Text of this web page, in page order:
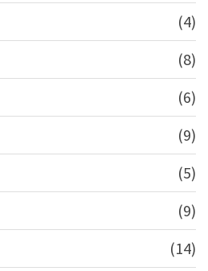
(4)
(8)
(6)
(9)
(5)
(9)
(14)